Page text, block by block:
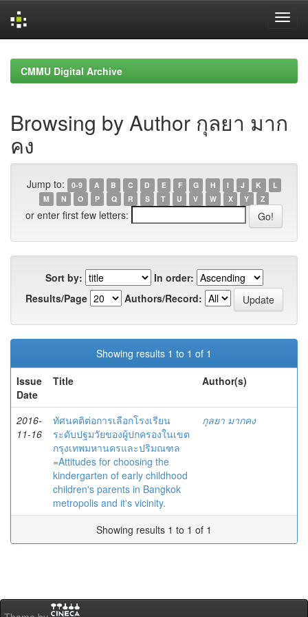
navigationCMMU Digital Archive
Browsing by Author กุลยา มาก
คง
Jump to: 0-9 A B C D E F G H I J K
L
M
N O P Q R S T U V W X Y Z
or enter first few letters:
Sort by:
In order:
Results/Page
Authors/Record:
Showing results 1 to 1 of 1
Issue
Date
Title Author(s)
2016-
11-16
ทัศนคติต่อการเลือกโรงเรียน
ระดับปฐมวัยของผู้ปกครองในเขต
กรุงเทพมหานครและปริมณฑล
=Attitudes for choosing the
kindergarten of early childhood
children's parents in Bangkok
metropolis and it's vicinity.
กุลยา มากคง
Showing results 1 to 1 of 1